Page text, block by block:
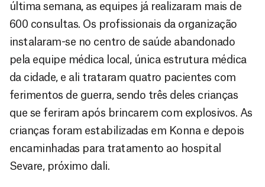
última semana, as equipes já realizaram mais de
600 consultas. Os profissionais da organização
instalaram-se no centro de saúde abandonado
pela equipe médica local, única estrutura médica
da cidade, e ali trataram quatro pacientes com
ferimentos de guerra, sendo três deles crianças
que se feriram após brincarem com explosivos. As
crianças foram estabilizadas em Konna e depois
encaminhadas para tratamento ao hospital
Sevare, próximo dali.